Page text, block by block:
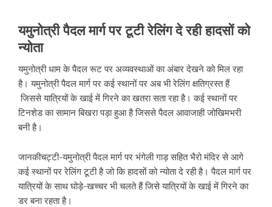
यमुनोत्री पैदल मार्ग पर टूटी रेलिंग दे रही हादसों को
न्योता
यमुनोत्री धाम के पैदल रूट पर अव्यवस्थाओं का अंबार देखने को मिल रहा
है। यमुनोत्री पैदल मार्ग पर कई स्थानों पर अब भी रेलिंग क्षतिग्रस्त हैं
जिससे यात्रियों के खाई में गिरने का खतरा सता रहा है। कई स्थानों पर
टिनशेड का सामान बिखरा पड़ा हुआ है जिससे पैदल आवाजाही जोखिमभरी
बनी है।
जानकीचट्टी-यमुनोत्री पैदल मार्ग पर भंगेली गाड़ सहित भैरो मंदिर से आगे
कई स्थानों पर रेलिंग टूटी है जो कि हादसों को न्योता दे रही है। पैदल मार्ग पर
यात्रियों के साथ घोड़े-खच्चर भी चलते हैं जिसे यात्रियों के खाई में गिरने का
डर बना रहता है।